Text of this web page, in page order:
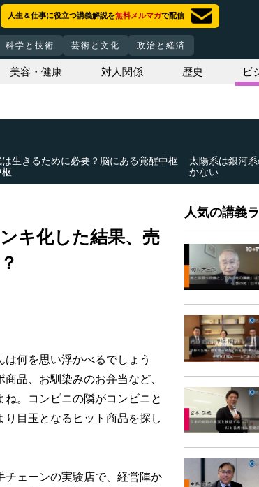
人生＆仕事に役立つ講義解説を無料メルマガで配信
科学と技術 芸術と文化 政治と経済
美容・健康 対人関係 歴史 ビ
は生きるために必要？脳にある覚醒中枢
枢
太陽系は銀河
かない
キ化した結果、売
何を思い浮かべるでしょう
品、お馴染みのお弁当など、
。コンビニの隣がコンビニと
目玉となるヒット商品を探し
ェーンの実験店で、経営陣か
人気の講義